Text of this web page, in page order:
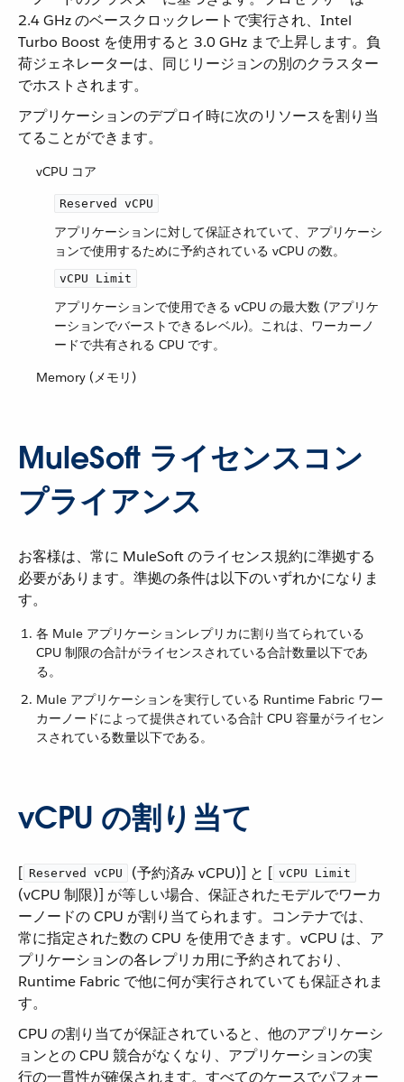
2.4 GHz のベースクロックレートで実行され、Intel
Turbo Boost を使用すると 3.0 GHz まで上昇します。負
荷ジェネレーターは、同じリージョンの別のクラスター
でホストされます。
アプリケーションのデプロイ時に次のリソースを割り当
てることができます。
vCPU コア
Reserved vCPU
アプリケーションに対して保証されていて、アプリケーシ
ョンで使用するために予約されている vCPU の数。
vCPU Limit
アプリケーションで使用できる vCPU の最大数 (アプリケ
ーションでバーストできるレベル)。これは、ワーカーノ
ードで共有される CPU です。
Memory (メモリ)
MuleSoft ライセンスコン
プライアンス
お客様は、常に MuleSoft のライセンス規約に準拠する
必要があります。準拠の条件は以下のいずれかになりま
す。
各 Mule アプリケーションレプリカに割り当てられている
CPU 制限の合計がライセンスされている合計数量以下であ
る。
Mule アプリケーションを実行している Runtime Fabric ワー
カーノードによって提供されている合計 CPU 容量がライセン
スされている数量以下である。
vCPU の割り当て
[​ Reserved vCPU ​ (予約済み vCPU)] と [​ vCPU Limit
(vCPU 制限)] が等しい場合、保証されたモデルでワーカ
ーノードの CPU が割り当てられます。コンテナでは、
常に指定された数の CPU を使用できます。vCPU は、ア
プリケーションの各レプリカ用に予約されており、
Runtime Fabric で他に何が実行されていても保証されま
す。
CPU の割り当てが保証されていると、他のアプリケーシ
ョンとの CPU 競合がなくなり、アプリケーションの実
行の一貫性が確保されます。すべてのケースでパフォー